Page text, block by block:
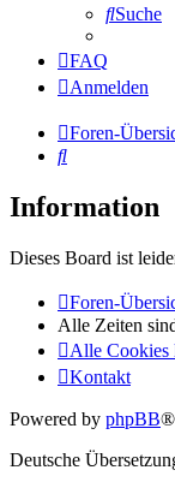
Suche
FAQ
Anmelden
Foren-
Suche
Information
Dieses Board ist
Foren-
Alle Zeiten
Alle Cookies
Kontakt
Powered by phpBB®
Deutsche